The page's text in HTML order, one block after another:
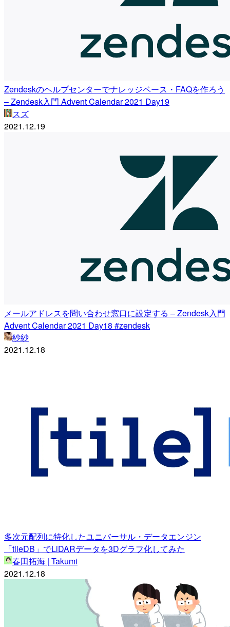
Zendeskのヘルプセンターでナレッジベース・FAQを作ろう
– Zendesk入門 Advent Calendar 2021 Day19
スズ
2021.12.19
メールアドレスを問い合わせ窓口に設定する – Zendesk入門
Advent Calendar 2021 Day18 #zendesk
紗紗
2021.12.18
多次元配列に特化したユニバーサル・データエンジン
「tileDB」でLiDARデータを3Dグラフ化してみた
春田拓海 | Takumi
2021.12.18